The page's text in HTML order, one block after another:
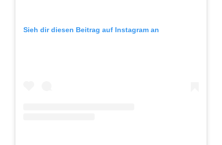
Sieh dir diesen Beitrag auf Instagram an